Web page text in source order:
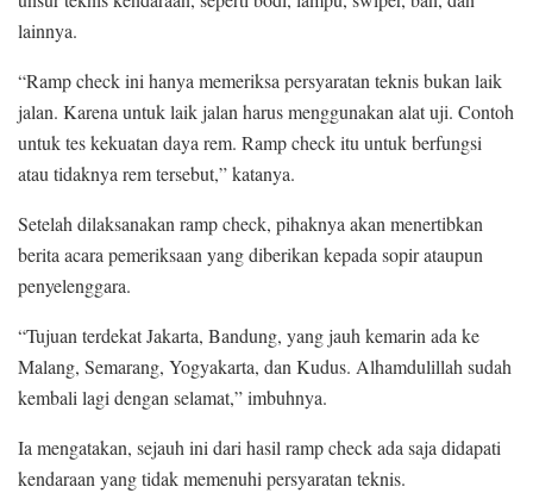
lainnya.
“Ramp check ini hanya memeriksa persyaratan teknis bukan laik
jalan. Karena untuk laik jalan harus menggunakan alat uji. Contoh
untuk tes kekuatan daya rem. Ramp check itu untuk berfungsi
atau tidaknya rem tersebut,” katanya.
Setelah dilaksanakan ramp check, pihaknya akan menertibkan
berita acara pemeriksaan yang diberikan kepada sopir ataupun
penyelenggara.
“Tujuan terdekat Jakarta, Bandung, yang jauh kemarin ada ke
Malang, Semarang, Yogyakarta, dan Kudus. Alhamdulillah sudah
kembali lagi dengan selamat,” imbuhnya.
Ia mengatakan, sejauh ini dari hasil ramp check ada saja didapati
kendaraan yang tidak memenuhi persyaratan teknis.